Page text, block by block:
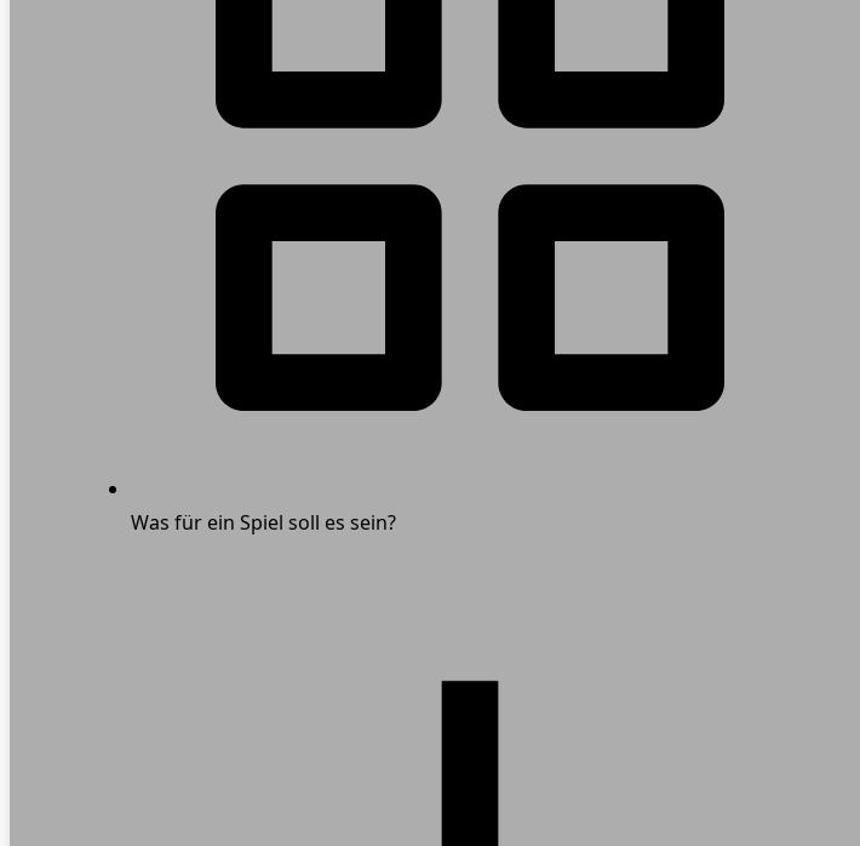
Was für ein Spiel soll es sein?